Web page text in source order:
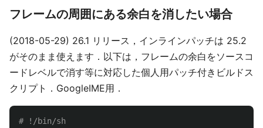
フレームの周囲にある余白を消したい場合
(2018-05-29) 26.1 リリース，インラインパッチは 25.2
がそのまま使えます．以下は，フレームの余白をソースコ
ードレベルで消す等に対応した個人用パッチ付きビルドス
クリプト．GoogleIME用．
# !/bin/sh